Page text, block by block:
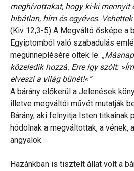
meghívottakat, hogy ki-ki mennyit
hibátlan, hím és egyéves.
(Kiv 12,3-5) A Megváltó ősképe a
Egyiptomból való szabadulás
megünneplésére öltek le.
közeledik hozzá. Erre így szólt:
elveszi a világ bűnét!«”
A bárány előkerül a Jelenések
illetve megváltói művét mutatják
Bárány, aki felnyitja Isten titkainak
hódolnak a megváltottak, a vének,
angyalok.
Hazánkban is tisztelt állat volt a